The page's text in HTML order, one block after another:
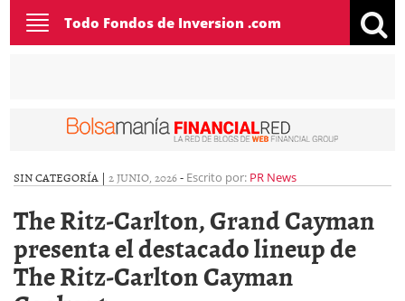
Toggle
navigation
Todo Fondos de Inversion .com
SIN CATEGORÍA | 2 JUNIO, 2026- Escrito por: PR News
The Ritz-Carlton, Grand Cayman
presenta el destacado lineup de
The Ritz-Carlton Cayman